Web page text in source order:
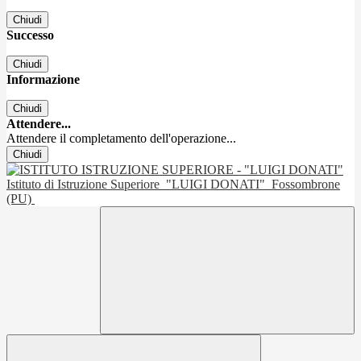
Chiudi
Successo
Chiudi
Informazione
Chiudi
Attendere...
Attendere il completamento dell'operazione...
Chiudi
Istituto di Istruzione Superiore "LUIGI DONATI" Fossombrone
(PU)